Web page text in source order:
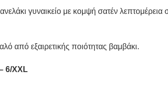
γυναικείο με κομψή σατέν λεπτομέρεια
από εξαιρετικής ποιότητας βαμβάκι.
6/XXL